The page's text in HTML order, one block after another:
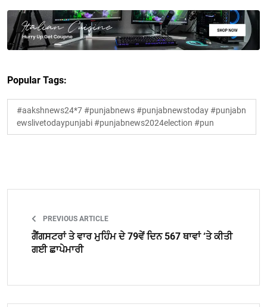
Popular Tags:
#aakshnews24*7 #punjabnews #punjabnewstoday #punjabn
ewslivetodaypunjabi #punjabnews2024election #pun
PREVIOUS ARTICLE
ਗੈਂਗਸਟਰਾਂ ਤੇ ਵਾਰ ਮੁਹਿੰਮ ਦੇ 79ਵੇਂ ਦਿਨ 567 ਥਾਵਾਂ ‘ਤੇ ਕੀਤੀ
ਗਈ ਛਾਪੇਮਾਰੀ